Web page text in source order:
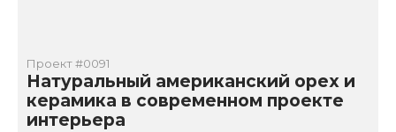
Проект #0091
Натуральный американский орех и
керамика в современном проекте
интерьера